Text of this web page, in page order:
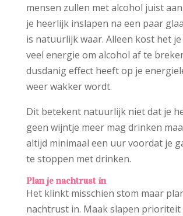
mensen zullen met alcohol juist
je heerlijk inslapen na een paar
is natuurlijk waar. Alleen kost het
veel energie om alcohol af te
dusdanig effect heeft op je
weer wakker wordt.
Dit betekent natuurlijk niet dat je
geen wijntje meer mag drinken
altijd minimaal een uur voordat je
te stoppen met drinken.
Plan je nachtrust in
Het klinkt misschien stom maar
nachtrust in. Maak slapen